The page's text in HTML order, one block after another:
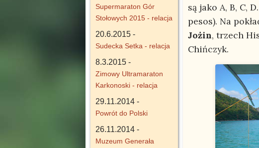
Supermaraton Gór
Stołowych 2015 - relacja
20.6.2015 -
Sudecka Setka - relacja
8.3.2015 -
Zimowy Ultramaraton
Karkonoski - relacja
29.11.2014 -
Powrót do Polski
26.11.2014 -
Muzeum Generała
są jako A, B, C,
pesos). Na
Jożin, trzech
Chińczyk.